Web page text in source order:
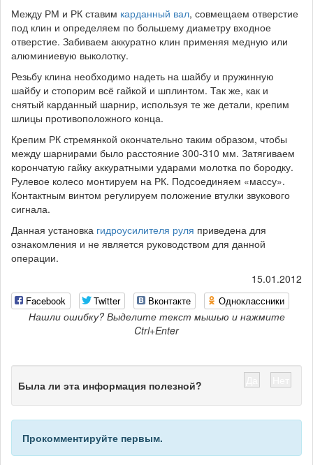
Между РМ и РК ставим карданный вал, совмещаем отверстие
под клин и определяем по большему диаметру входное
отверстие. Забиваем аккуратно клин применяя медную или
алюминиевую выколотку.
Резьбу клина необходимо надеть на шайбу и пружинную
шайбу и стопорим всё гайкой и шплинтом. Так же, как и
снятый карданный шарнир, используя те же детали, крепим
шлицы противоположного конца.
Крепим РК стремянкой окончательно таким образом, чтобы
между шарнирами было расстояние 300-310 мм. Затягиваем
корончатую гайку аккуратными ударами молотка по бородку.
Рулевое колесо монтируем на РК. Подсоединяем «массу».
Контактным винтом регулируем положение втулки звукового
сигнала.
Данная установка гидроусилителя руля приведена для
ознакомления и не является руководством для данной
операции.
15.01.2012
Facebook Twitter Вконтакте Одноклассники
Нашли ошибку? Выделите текст мышью и нажмите
Ctrl+Enter
Была ли эта информация полезной?
Прокомментируйте первым.